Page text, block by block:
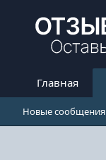
Главная
Новые сообщения